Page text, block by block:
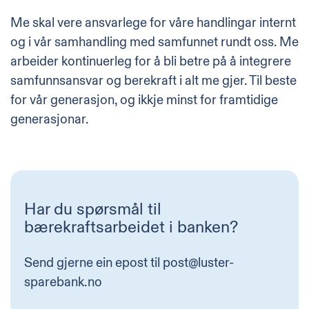
Me skal vere ansvarlege for våre handlingar internt
og i vår samhandling med samfunnet rundt oss. Me
arbeider kontinuerleg for å bli betre på å integrere
samfunnsansvar og berekraft i alt me gjer. Til beste
for vår generasjon, og ikkje minst for framtidige
generasjonar.
Har du spørsmål til
bærekraftsarbeidet i banken?
Send gjerne ein epost til post@luster-
sparebank.no